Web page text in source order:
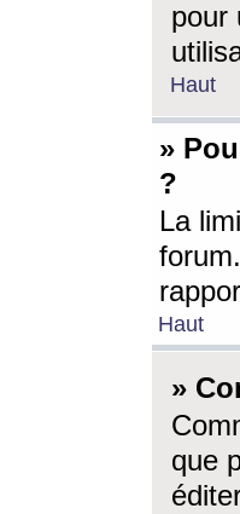
pour
Haut
»
?
La
Haut
»
que